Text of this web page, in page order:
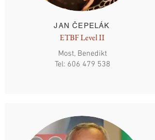
JAN ČEPELÁK
ETBF Level II
Most, Benedikt
Tel: 606 479 538